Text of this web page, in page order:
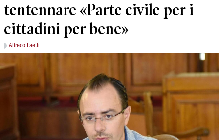
tentennare «Parte civile per i
cittadini per bene»
Alfredo Faetti